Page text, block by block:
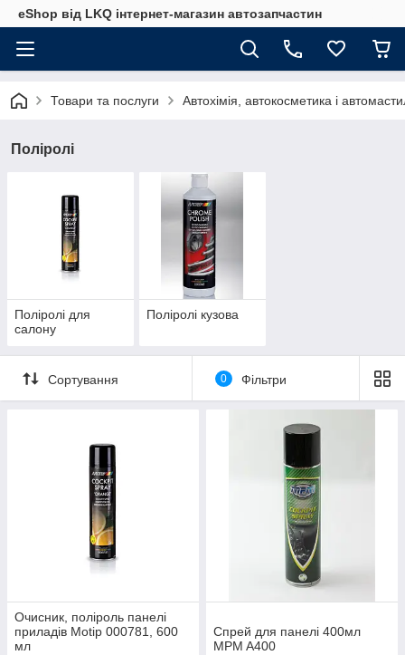
eShop від LKQ інтернет-магазин автозапчастин
Товари та послуги Автохімія, автокосметика і
Поліролі
Поліролі для
салону
Поліролі кузова
Сортування 0 Фільтри
Очисник, поліроль панелі
приладів Motip 000781, 600
мл
Спрей для панелі 400мл
MPM A400